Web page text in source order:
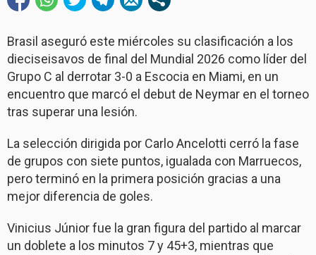
Brasil aseguró este miércoles su clasificación a los
dieciseisavos de final del Mundial 2026 como líder del
Grupo C al derrotar 3-0 a Escocia en Miami, en un
encuentro que marcó el debut de Neymar en el torneo
tras superar una lesión.
La selección dirigida por Carlo Ancelotti cerró la fase
de grupos con siete puntos, igualada con Marruecos,
pero terminó en la primera posición gracias a una
mejor diferencia de goles.
Vinicius Júnior fue la gran figura del partido al marcar
un doblete a los minutos 7 y 45+3, mientras que